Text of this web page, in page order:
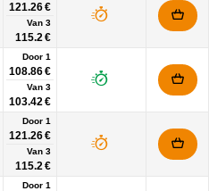
121.26 €
Van 3
115.2 €
Door 1
108.86 €
Van 3
103.42 €
Door 1
121.26 €
Van 3
115.2 €
Door 1